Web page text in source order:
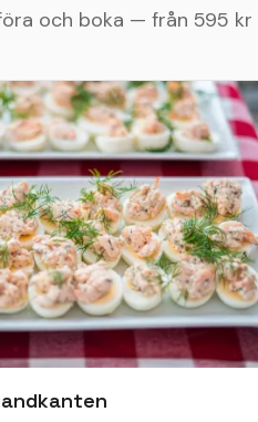
och boka — från 595 kr